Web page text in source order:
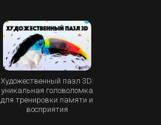
Художественный пазл 3D:
уникальная головоломка
для тренировки памяти и
восприятия